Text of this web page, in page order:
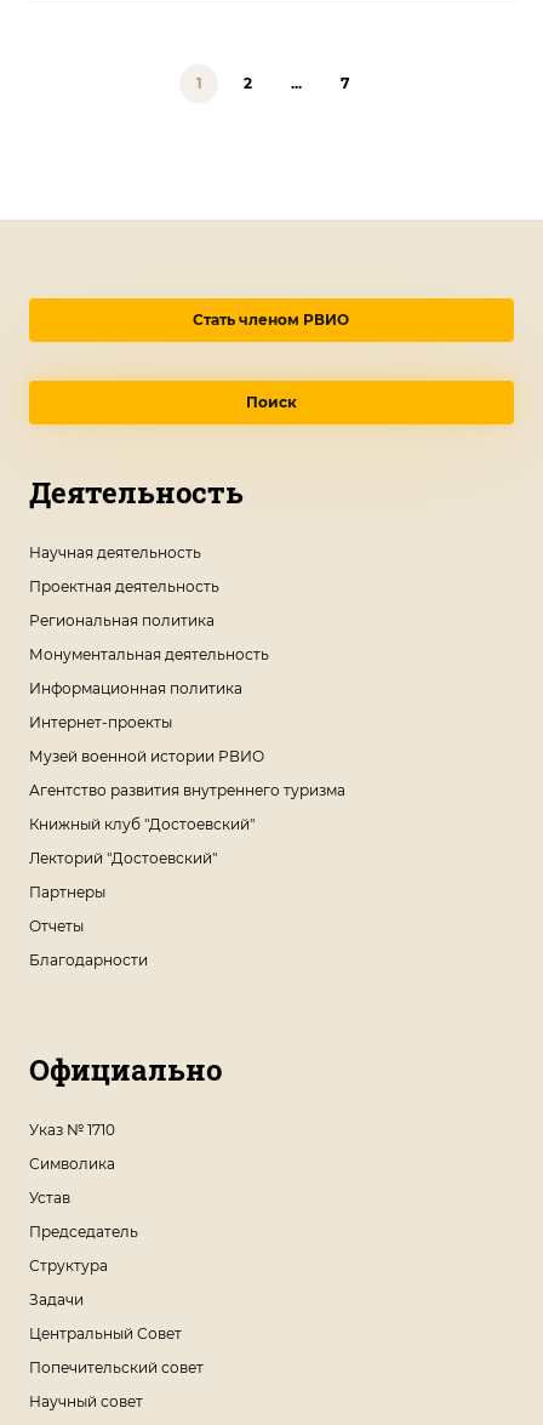
1 2 ... 7
Стать членом РВИО
Поиск
Деятельность
Научная деятельность
Проектная деятельность
Региональная политика
Монументальная деятельность
Информационная политика
Интернет-проекты
Музей военной истории РВИО
Агентство развития внутреннего туризма
Книжный клуб "Достоевский"
Лекторий "Достоевский"
Партнеры
Отчеты
Благодарности
Официально
Указ № 1710
Символика
Устав
Председатель
Структура
Задачи
Центральный Совет
Попечительский совет
Научный совет